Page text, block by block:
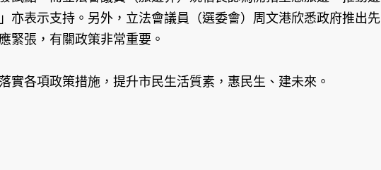
亦表示支持。另外，立法會議員（選委會）周文港欣悉政府推出先
緊張，有關政策非常重要。
實各項政策措施，提升市民生活質素，惠民生、建未來。